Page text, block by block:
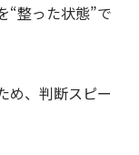
“整った状態”で
め、判断スピー